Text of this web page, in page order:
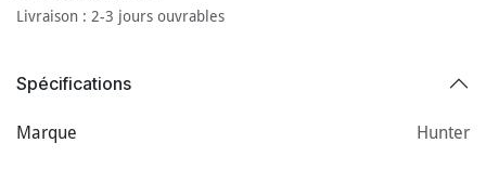
Livraison : 2-3 jours ouvrables
Spécifications
Marque Hunter